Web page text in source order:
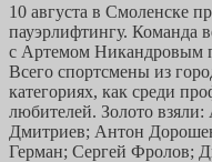
10 августа в Смоленске
пауэрлифтингу. Команда
с Артемом Никандровым
Всего спортсмены из
категориях, как среди
любителей. Золото
Дмитриев; Антон
Герман; Сергей Фролов;